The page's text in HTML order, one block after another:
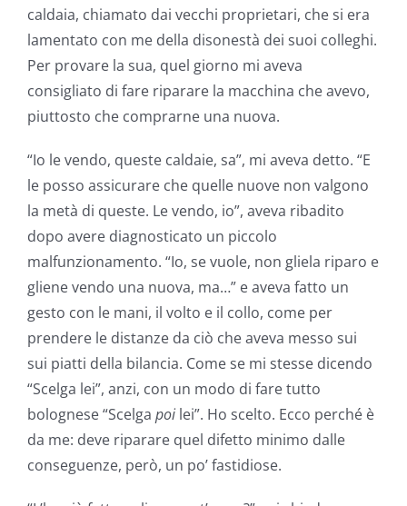
caldaia, chiamato dai vecchi proprietari, che si era
lamentato con me della disonestà dei suoi colleghi.
Per provare la sua, quel giorno mi aveva
consigliato di fare riparare la macchina che avevo,
piuttosto che comprarne una nuova.
“Io le vendo, queste caldaie, sa”, mi aveva detto. “E
le posso assicurare che quelle nuove non valgono
la metà di queste. Le vendo, io”, aveva ribadito
dopo avere diagnosticato un piccolo
malfunzionamento. “Io, se vuole, non gliela riparo e
gliene vendo una nuova, ma…” e aveva fatto un
gesto con le mani, il volto e il collo, come per
prendere le distanze da ciò che aveva messo sui
sui piatti della bilancia. Come se mi stesse dicendo
“Scelga lei”, anzi, con un modo di fare tutto
bolognese “Scelga poi lei”. Ho scelto. Ecco perché è
da me: deve riparare quel difetto minimo dalle
conseguenze, però, un po’ fastidiose.